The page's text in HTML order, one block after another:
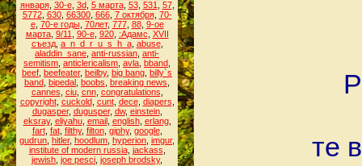
января, 30-е, 3d, 5 марта, 53, 531 57,
5772, 630, 66300, 666, 7 октября, 70-
е, 70-е годы, 70лет, 777, 88, 9-ое
марта, 9/11 90-е, 920, :Адамс XVII
съезд, a_n_d_r_u_s_h_a, abuse,
aladdin_sane anti-russian anti-
semitism anticlericalism avla bband
beef beefeater, beilby, big bang billy`s
band bipedal boobs breaking news
cannes ciu, cnn, congratulations
copyright, cuckold, cunt, dece, diapers
dugasper, dugusper, dw, einstein,
eksray, eliyahu, email, english, erlang,
fart, fat, filthy, filton, giphy, google,
gudrun hitler, hoodlum hyperion imgur,
institute of modern russia, jackass
jewish joe pesci joseph brodsky,
те